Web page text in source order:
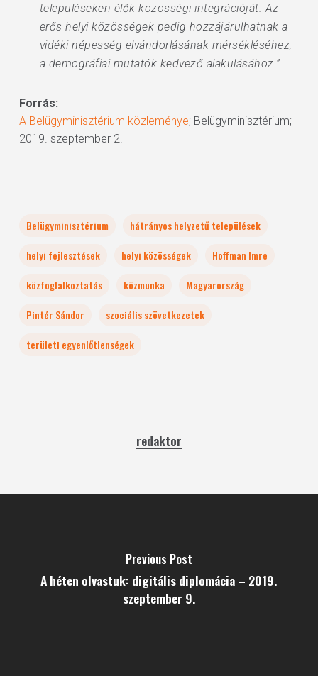
településeken élők közösségi integrációját. Az
erős helyi közösségek pedig hozzájárulhatnak a
vidéki népesség elvándorlásának mérsékléséhez,
a demográfiai mutatók kedvező alakulásához.”
Forrás:
A Belügyminisztérium közleménye; Belügyminisztérium;
2019. szeptember 2.
Belügyminisztérium
hátrányos helyzetű települések
helyi fejlesztések
helyi közösségek
Hoffman Imre
közfoglalkoztatás
közmunka
Magyarország
Pintér Sándor
szociális szövetkezetek
területi egyenlőtlenségek
redaktor
Previous Post
A héten olvastuk: digitális diplomácia – 2019.
szeptember 9.